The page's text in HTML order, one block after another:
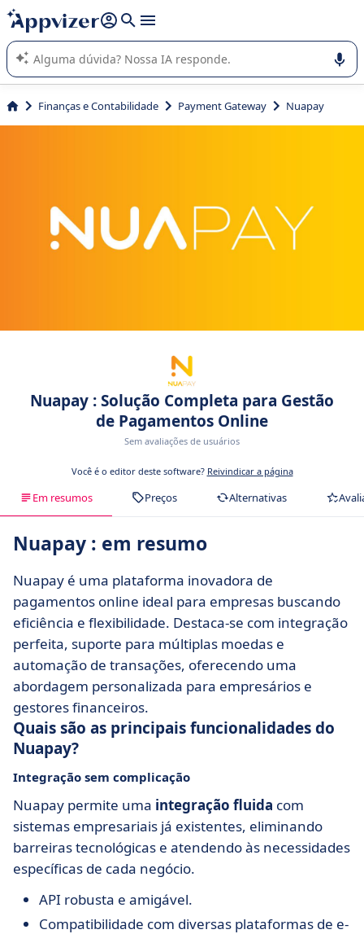
de nossa IA (várias linhas com
A IA do Appvizer o orienta no uso ou na seleção de software
SaaS para sua empresa.
Finanças e Contabilidade Payment Gateway Nuapay
Nuapay : Solução Completa para Gestão
de Pagamentos Online
Sem avaliações de usuários
Você é o editor deste software? Reivindicar a página
Em resumos Preços Alternativas
Nuapay : em resumo
Nuapay é uma plataforma inovadora de
pagamentos online ideal para empresas buscando
eficiência e flexibilidade. Destaca-se com integração
perfeita, suporte para múltiplas moedas e
automação de transações, oferecendo uma
abordagem personalizada para empresários e
gestores financeiros.
Quais são as principais funcionalidades do
Nuapay?
Integração sem complicação
Nuapay permite uma integração fluida com
sistemas empresariais já existentes, eliminando
barreiras tecnológicas e atendendo às necessidades
específicas de cada negócio.
API robusta e amigável.
Compatibilidade com diversas plataformas de e-